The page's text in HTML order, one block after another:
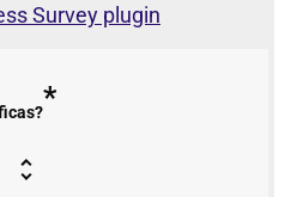
Survey plugin
*